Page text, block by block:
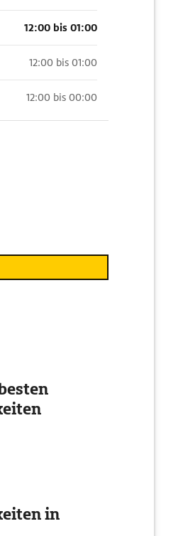
12:00 bis 01:00
12:00 bis 01:00
12:00 bis 00:00
in